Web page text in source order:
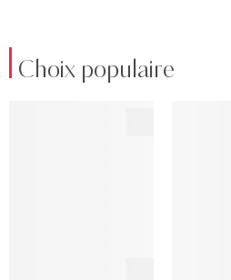
Choix populaire